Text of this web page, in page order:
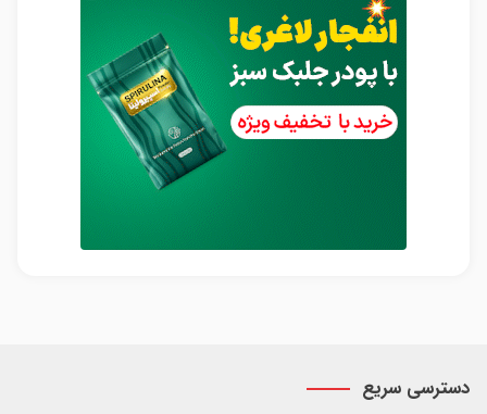
دسترسی سریع